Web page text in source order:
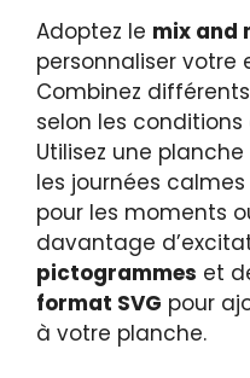
Adoptez le mix and
personnaliser votre
Combinez
selon les
Utilisez une
les journées
pour les moments
davantage
pictogrammes et
format SVG pour
à votre planche.